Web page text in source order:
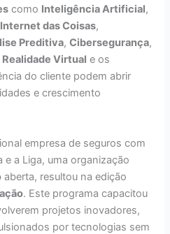
como Inteligência Artificial,
Internet das Coisas,
Preditiva,Cibersegurança,
Realidade Virtual e os
do cliente podem abrir
e crescimento
empresa de seguros com
a Liga, uma organização
aberta, resultou na edição
. Este programa capacitou
projetos inovadores,
por tecnologias sem